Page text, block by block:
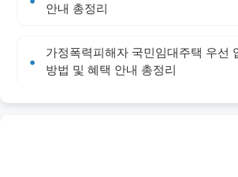
안내 총정리
가정폭력피해자 국민임대주택 우선
방법 및 혜택 안내 총정리